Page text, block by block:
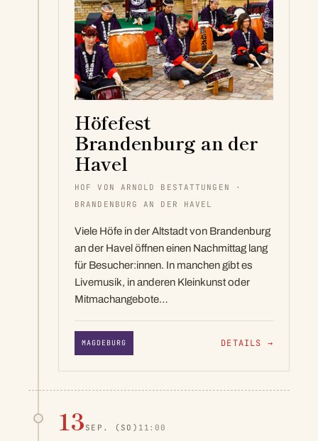
Höfefest
Brandenburg an der
Havel
HOF VON ARNOLD BESTATTUNGEN ·
BRANDENBURG AN DER HAVEL
Viele Höfe in der Altstadt von Brandenburg
an der Havel öffnen einen Nachmittag lang
für Besucher:innen. In manchen gibt es
Livemusik, in anderen Kleinkunst oder
Mitmachangebote…
MAGDEBURG DETAILS →
13 SEP. (SO) 11:00